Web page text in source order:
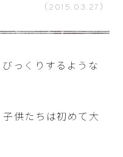
（2015.03.27）
っくりするような
子供たちは初めて大